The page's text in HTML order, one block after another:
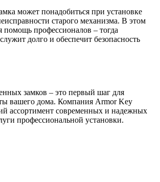
может понадобиться при установке
старого механизма. В этом
помощь профессионалов – тогда
долго и обеспечит безопасность
замков – это первый шаг для
вашего дома. Компания Armor Key
ассортимент современных и надежных
профессиональной установки.